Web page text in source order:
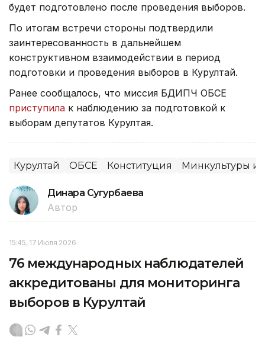
будет подготовлено после проведения выборов.
По итогам встречи стороны подтвердили
заинтересованность в дальнейшем
конструктивном взаимодействии в период
подготовки и проведения выборов в Курултай.
Ранее сообщалось, что миссия БДИПЧ ОБСЕ
приступила к наблюдению за подготовкой к
выборам депутатов Курултая.
Курултай ОБСЕ Конституция Минкультуры
Динара Сугурбаева
Автор
15:45, 17 Июля 2026
76 международных наблюдателей
аккредитованы для мониторинга
выборов в Курултай